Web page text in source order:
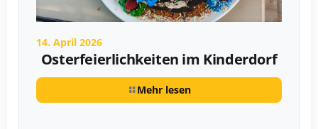
14. April 2026
Osterfeierlichkeiten im Kinderdorf
Mehr lesen